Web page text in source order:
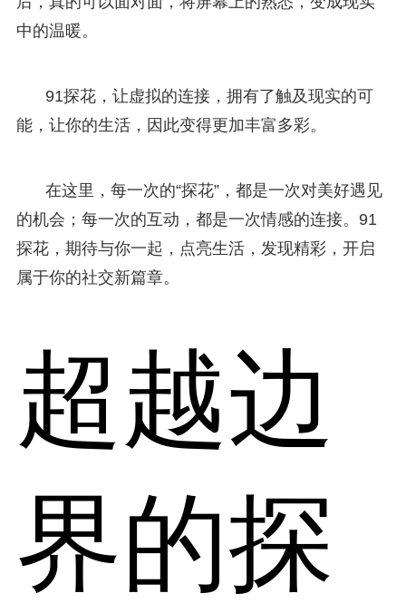
中的温暖。
91探花，让虚拟的连接，拥有了触及现实的可
能，让你的生活，因此变得更加丰富多彩。
在这里，每一次的“探花”，都是一次对美好遇见
的机会；每一次的互动，都是一次情感的连接。91
探花，期待与你一起，点亮生活，发现精彩，开启
属于你的社交新篇章。
超越边
界的探